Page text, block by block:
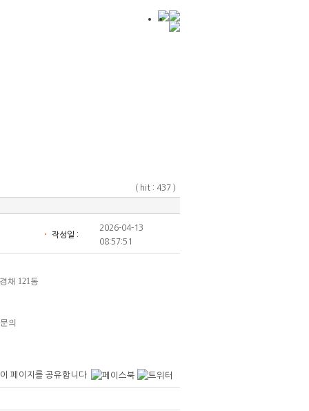
( hit : 437 )
작성일 :
2026-04-13
08:57:51
채 121동
의
이 페이지를 공유합니다